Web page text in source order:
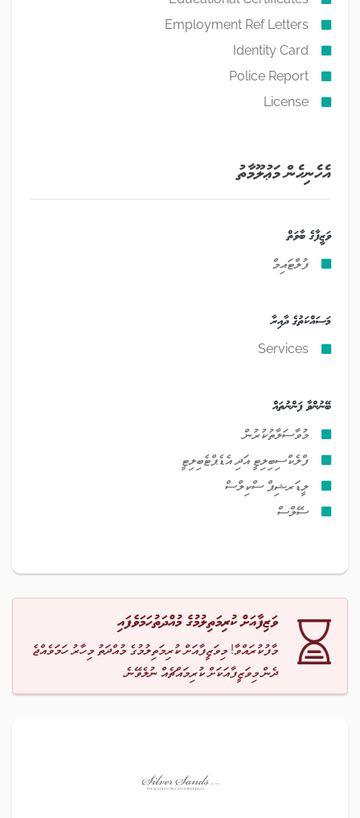
Employment Ref Letters
Identity Card
Police Report
License
އެހެނިހެން މަޢުލޫމާތު
ވަޒީފާގެ ބާވަތް
ފުލްޓައިމް
މަސައްކަތުގެ ދާއިރާ
Services
ބޭނުންވާ ފަންނުތައް
މުވާސަލާތުކުރުން
ފްލެކްސިބިލިޓީ އަދި އެޑެޕްޓެބިލިޓީ
ލީޑަރޝިޕް ސްކިލްސް
ސޭލްސް
ވަޒިފާއަށް ކުރިމަތިލުމުގެ މުއްދަތުހަމަވެފައި
މާފުކުރައްވާ! މިވަޒީފާއަށް ކުރިމަތިލުމުގެ މުއްދަތު މިހާރު ހަމަވެއްޖެ
ދެން މިވަޒީފާއަކަށް ކުރިމައްޗެއް ނުލެވޭނެ.